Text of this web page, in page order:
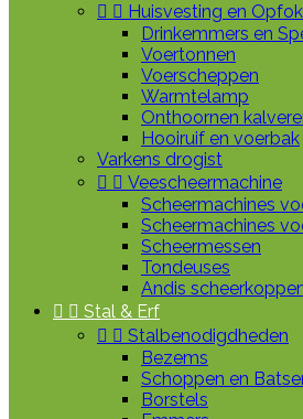
  Huisvesting en Opfok
Drinkemmers en
Voertonnen
Voerscheppen
Warmtelamp
Onthoornen
Hooiruif en voerbak
Varkens drogist
  Veescheermachine
Scheermachines
Scheermachines
Scheermessen
Tondeuses
Andis
  Stal & Erf
  Stalbenodigdheden
Bezems
Schoppen en
Borstels